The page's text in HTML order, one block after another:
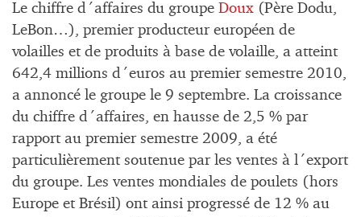
Le chiffre d´affaires du groupe Doux (Père Dodu,
LeBon…), premier producteur européen de
volailles et de produits à base de volaille, a atteint
642,4 millions d´euros au premier semestre 2010,
a annoncé le groupe le 9 septembre. La croissance
du chiffre d´affaires, en hausse de 2,5 % par
rapport au premier semestre 2009, a été
particulièrement soutenue par les ventes à l´export
du groupe. Les ventes mondiales de poulets (hors
Europe et Brésil) ont ainsi progressé de 12 % au